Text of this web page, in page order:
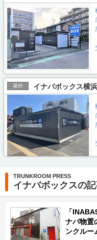
屋外 イナバボックス横
TRUNKROOM PRESS
イナバボックスの
「
ナバ物置
ンクルー